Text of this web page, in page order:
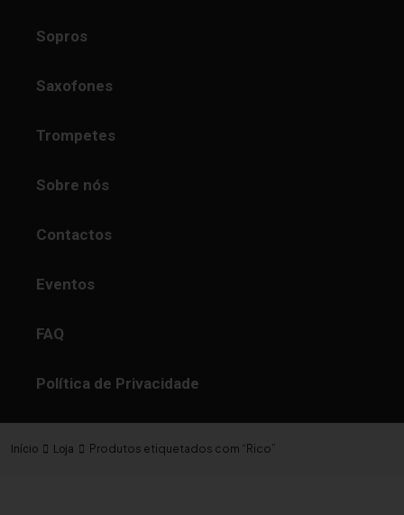
Sopros
Saxofones
Trompetes
Sobre nós
Contactos
Eventos
FAQ
Política de Privacidade
Início Loja Produtos etiquetados com “Rico”